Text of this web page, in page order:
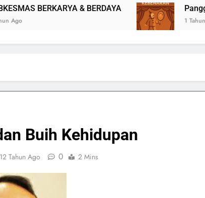
& BERDAYA Panggung Kebenaran
1 Tahun Ago
Buih Kehidupan
12 Tahun Ago 0 2 Mins